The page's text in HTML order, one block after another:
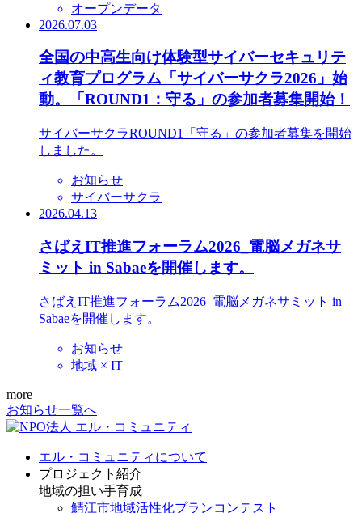
オープンデータ
2026.07.03
全国の中高生向け体験型サイバーセキュリテ
ィ教育プログラム「サイバーサクラ2026」始
動。「ROUND1：守る」の参加者募集開始！
サイバーサクラROUND1「守る」の参加者募集を開始
しました。
お知らせ
サイバーサクラ
2026.04.13
さばえIT推進フォーラム2026_電脳メガネサ
ミット in Sabaeを開催します。
さばえIT推進フォーラム2026_電脳メガネサミット in
Sabaeを開催します。
お知らせ
地域 × IT
more
お知らせ一覧へ
エル・コミュニティについて
プロジェクト紹介
地域の担い手育成
鯖江市地域活性化プランコンテスト